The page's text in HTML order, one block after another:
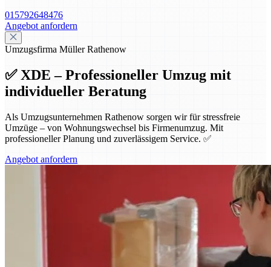
015792648476
Angebot anfordern
Umzugsfirma Müller Rathenow
✅ XDE – Professioneller Umzug mit
individueller Beratung
Als Umzugsunternehmen Rathenow sorgen wir für stressfreie
Umzüge – von Wohnungswechsel bis Firmenumzug. Mit
professioneller Planung und zuverlässigem Service. ✅
Angebot anfordern